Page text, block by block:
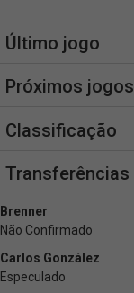
Último jogo
Próximos jogos
Classificação
Transferências
Brenner
Não Confirmado
Carlos González
Especulado